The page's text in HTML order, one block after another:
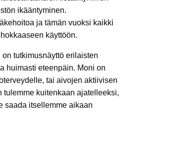
ikääntyminen.
ja tämän vuoksi kaikki
käyttöön.
tutkimusnäyttö erilaisten
huimasti eteenpäin. Moni on
tai aivojen aktiivisen
tulemme kuitenkaan ajatelleeksi,
saada itsellemme aikaan